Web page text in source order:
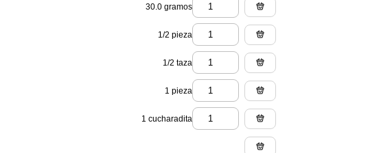
30.0 gramos
1/2 pieza
1/2 taza
1 pieza
1 cucharadita